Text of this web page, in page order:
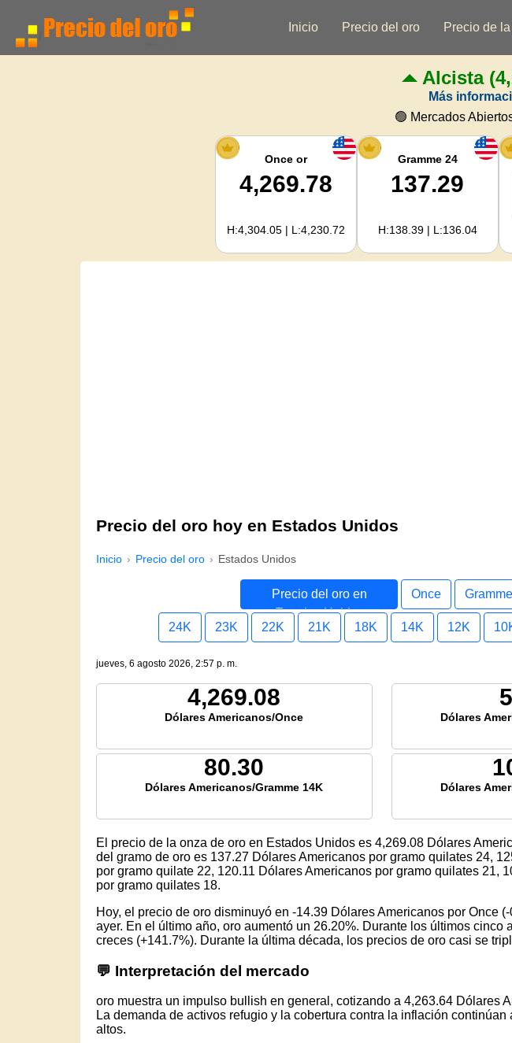
Inicio Precio del oro Precio de
Alcista
Más
🟢 Mercados
Once or
4,269.78
H:4,304.05 | L:4,230.72
Gramme 24
137.29
H:138.39 | L:136.04
Precio del oro hoy en Estados Unidos
Inicio Precio del oro Estados Unidos
Precio del oro en
Estados Unidos
Once Gramme
24K 23K 22K 21K 18K 14K 12K
jueves, 6 agosto 2026, 2:57 p. m.
4,269.08
Dólares Americanos/Once Dólares
80.30
Dólares Americanos/Gramme 14K Dólares
El precio de la onza de oro en Estados Unidos es 4,269.08 Dólares
del gramo de oro es 137.27 Dólares Americanos por gramo quilates 24,
por gramo quilate 22, 120.11 Dólares Americanos por gramo quilates 21,
por gramo quilates 18.
Hoy, el precio de oro disminuyó en -14.39 Dólares Americanos por Once
ayer. En el último año, oro aumentó un 26.20%. Durante los últimos cinco
creces (+141.7%). Durante la última década, los precios de oro casi se
💬 Interpretación del mercado
oro muestra un impulso bullish en general, cotizando a 4,263.64 Dólares
La demanda de activos refugio y la cobertura contra la inflación
altos.